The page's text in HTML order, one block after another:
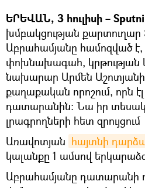
ԵՐԵՎԱՆ, 3 հուլիսի –
խմբակցության
Աբրահամյանը համոզված
փոխնախագահ, կրթության
նախարար Արմեն
քաղաքական որոշում, որն
դատարանին։ Նա իր
լրագրողների հետ զրույցում
Առավոտյան հայտնի
կալանքը 1 ամսով
Աբրահամյանը դատարանի